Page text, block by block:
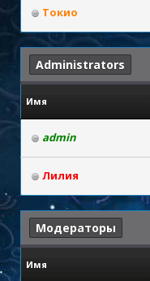
Токио
Administrators
Имя
admin
Лилия
Модераторы
Имя